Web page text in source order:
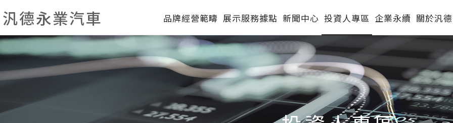
汎德永業汽車 品牌經營範疇 展示服務據點 新聞中心 投資人專區 企業永續 關於汎